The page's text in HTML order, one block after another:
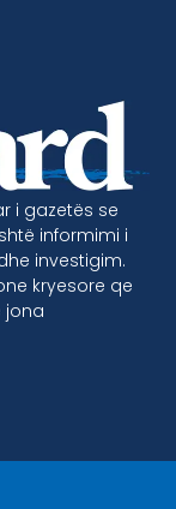
i gazetës se
informimi i
investigim.
kryesore qe
jona